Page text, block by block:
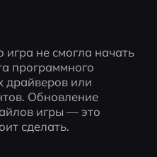
игра не смогла начать
программного
драйверов или
Обновление
игры — это
сделать.